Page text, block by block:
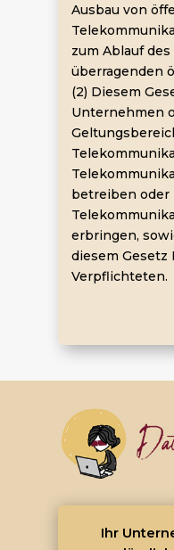
Ausbau von
zum Ablauf
überragenden
(2) Diesem
Unternehmen
betreiben oder
erbringen,
diesem
Verpflichteten.
Ihr